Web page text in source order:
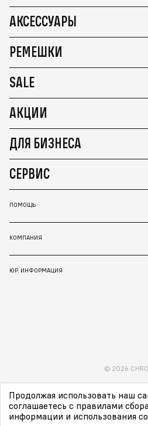
АКСЕССУАРЫ
РЕМЕШКИ
SALE
АКЦИИ
ДЛЯ БИЗНЕСА
СЕРВИС
ПОМОЩЬ
КОМПАНИЯ
ЮР. ИНФОРМАЦИЯ
© 2026
Продолжая использовать наш
соглашаетесь с правилами сбора
информации и использования